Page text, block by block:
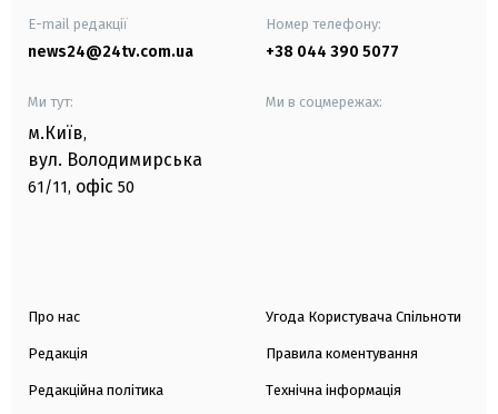
E-mail редакції
news24@24tv.com.ua
Номер телефону:
+38 044 390 5077
Ми тут:
м.Київ,
вул. Володимирська
61/11, офіс 50
Ми в соцмережах:
Про нас
Редакція
Редакційна політика
Угода Користувача Спільноти
Правила коментування
Технічна інформація